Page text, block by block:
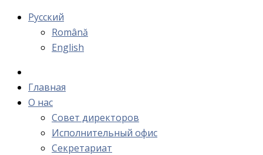
Русский
Română
English
Главная
О нас
Cовет директоров
Исполнительный офис
Cекретариат